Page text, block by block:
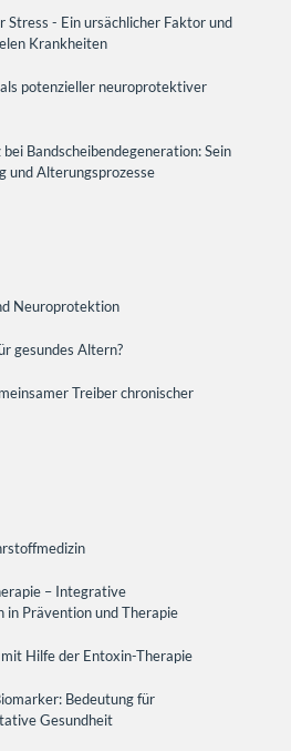
- Ein ursächlicher Faktor und
Krankheiten
potenzieller neuroprotektiver
Bandscheibendegeneration: Sein
und Alterungsprozesse
Neuroprotektion
gesundes Altern?
Treiber chronischer
– Integrative
in Prävention und Therapie
Hilfe der Entoxin-Therapie
Bedeutung für
Gesundheit